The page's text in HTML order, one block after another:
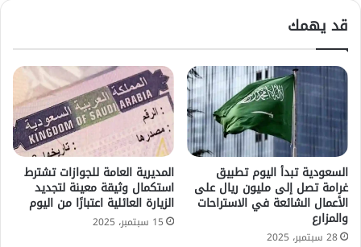
قد يهمك
السعودية تبدأ اليوم تطبيق
غرامة تصل إلى مليون ريال على
الأعمال الشائعة في الاستراحات
والمزارع
28 سبتمبر، 2025
المديرية العامة للجوازات تشترط
استكمال وثيقة معينة لتجديد
الزيارة العائلية اعتبارًا من اليوم
15 سبتمبر، 2025